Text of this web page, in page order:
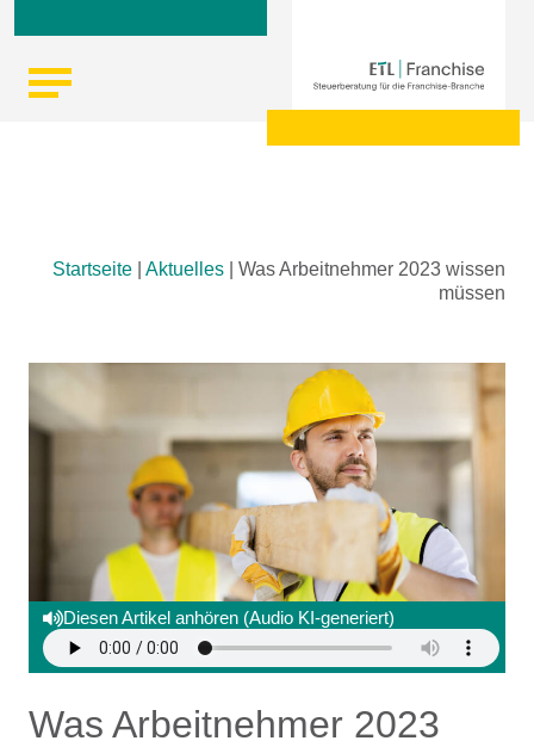
Startseite Aktuelles
Was Arbeitnehmer 2023 wissen
müssen
Diesen Artikel anhören (Audio KI-generiert)
Was Arbeitnehmer 2023